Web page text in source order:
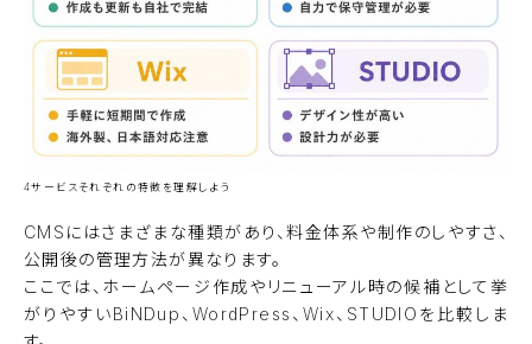
4サービスそれぞれの特徴を理解しよう
CMSにはさまざまな種類があり、料金体系や制作のしやすさ、
公開後の管理方法が異なります。
ここでは、ホームページ作成やリニューアル時の候補として挙
がりやすいBiNDup、WordPress、Wix、STUDIOを比較しま